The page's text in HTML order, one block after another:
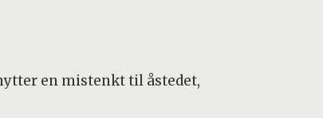
en mistenkt til åstedet,